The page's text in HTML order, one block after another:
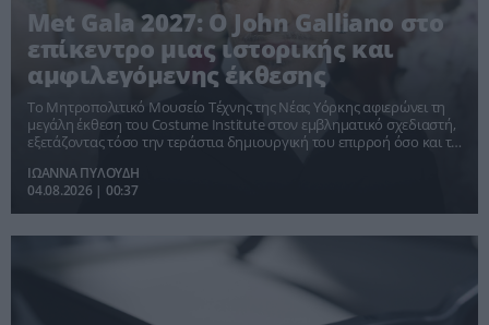
Met Gala 2027: Ο John Galliano στο
επίκεντρο μιας ιστορικής και
αμφιλεγόμενης έκθεσης
Το Μητροπολιτικό Μουσείο Τέχνης της Νέας Υόρκης αφιερώνει τη
μεγάλη έκθεση του Costume Institute στον εμβληματικό σχεδιαστή,
εξετάζοντας τόσο την τεράστια δημιουργική του επιρροή όσο και τη
ΙΩΑΝΝΑ ΠΥΛΟΥΔΗ
04.08.2026 | 00:37